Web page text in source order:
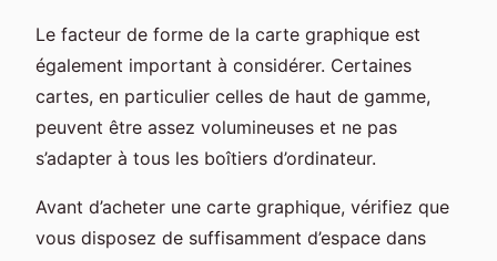
Le facteur de forme de la carte graphique est
également important à considérer. Certaines
cartes, en particulier celles de haut de gamme,
peuvent être assez volumineuses et ne pas
s’adapter à tous les boîtiers d’ordinateur.
Avant d’acheter une carte graphique, vérifiez que
vous disposez de suffisamment d’espace dans